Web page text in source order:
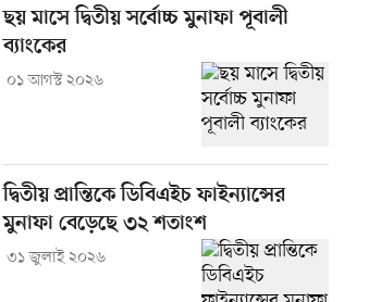
ছয় মাসে দ্বিতীয় সর্বোচ্চ মুনাফা পূবালী
ব্যাংকের
০১ আগস্ট ২০২৬
দ্বিতীয় প্রান্তিকে ডিবিএইচ ফাইন্যান্সের
মুনাফা বেড়েছে ৩২ শতাংশ
৩১ জুলাই ২০২৬